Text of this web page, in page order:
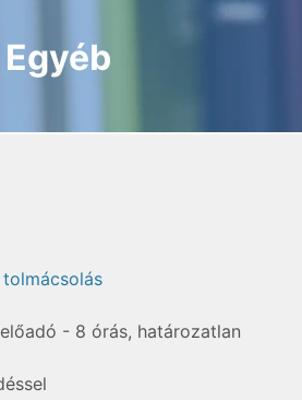
Egyéb
- 8 órás, határozatlan